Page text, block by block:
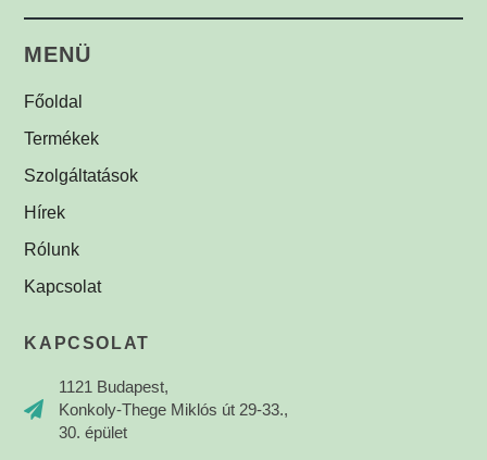
MENÜ
Főoldal
Termékek
Szolgáltatások
Hírek
Rólunk
Kapcsolat
KAPCSOLAT
1121 Budapest,
Konkoly-Thege Miklós út 29-33.,
30. épület